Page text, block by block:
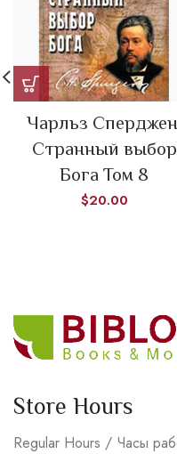
Чарльз
Странный выбор
Бога Том 8
$20.00
Store Hours
Regular Hours / Часы